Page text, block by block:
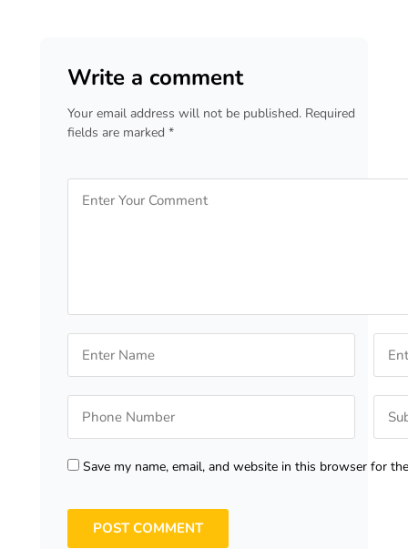
Write a comment
Your email address will not be published. Required
fields are marked *
Save my name, email, and website in this browser for